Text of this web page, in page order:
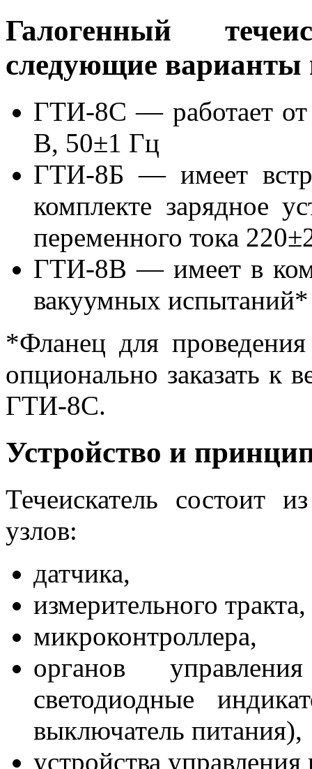
Галогенный
следующие варианты
ГТИ-8С — работает от
В, 50±1 Гц
ГТИ-8Б — имеет
комплекте зарядное
переменного тока
ГТИ-8В — имеет в
вакуумных испытаний*
*Фланец для
опционально заказать к
ГТИ-8С.
Устройство и
Течеискатель состоит
узлов:
датчика,
измерительного тракта,
микроконтроллера,
органов
светодиодные
выключатель питания),
устройства